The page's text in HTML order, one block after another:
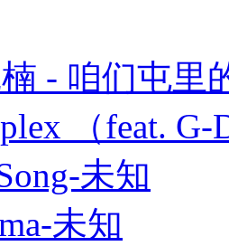
- 咱们屯里
（feat.
未知
未知